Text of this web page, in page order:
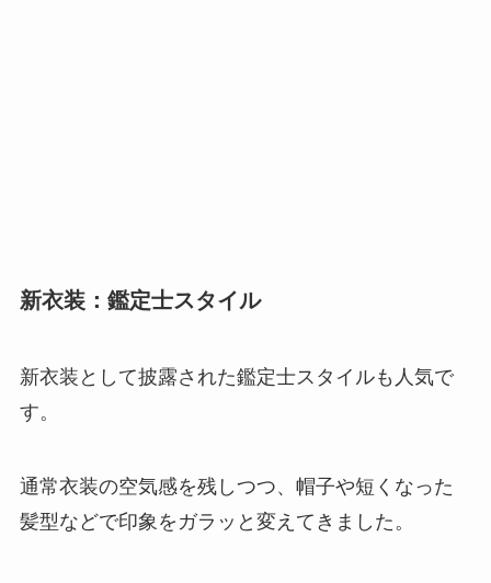
新衣装：鑑定士スタイル
新衣装として披露された鑑定士スタイルも人気で
す。
通常衣装の空気感を残しつつ、帽子や短くなった
髪型などで印象をガラッと変えてきました。